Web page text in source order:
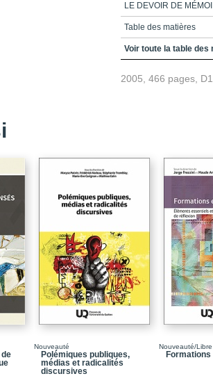
LE DEVOIR DE
Table des matières
Remerciements
Savoirs et mémoires
Qu'attendre des
Les problèmes de la
Mémoire_Situations
des Amériques
Mending the past
Les pensionnats pour
Les pensionnats
La violence politique
Mémoire_Situations
Voir toute la table des
2005, 466 pages,
Nouveauté
Polémiques publiques,
médias et radicalités
discursives
Nouveauté/